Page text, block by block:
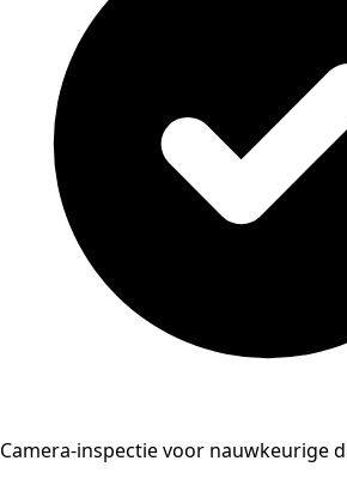
Camera-inspectie voor nauwkeurige